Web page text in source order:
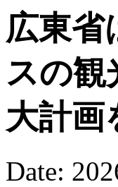
広東省
スの観
大計画
Date: